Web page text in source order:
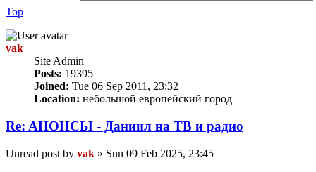
Top
vak
Site Admin
Posts: 19395
Joined: Tue 06 Sep 2011, 23:32
Location: небольшой европейский город
Re: AНОНСЫ - Даниил на TВ и радио
Unread post by vak » Sun 09 Feb 2025, 23:45